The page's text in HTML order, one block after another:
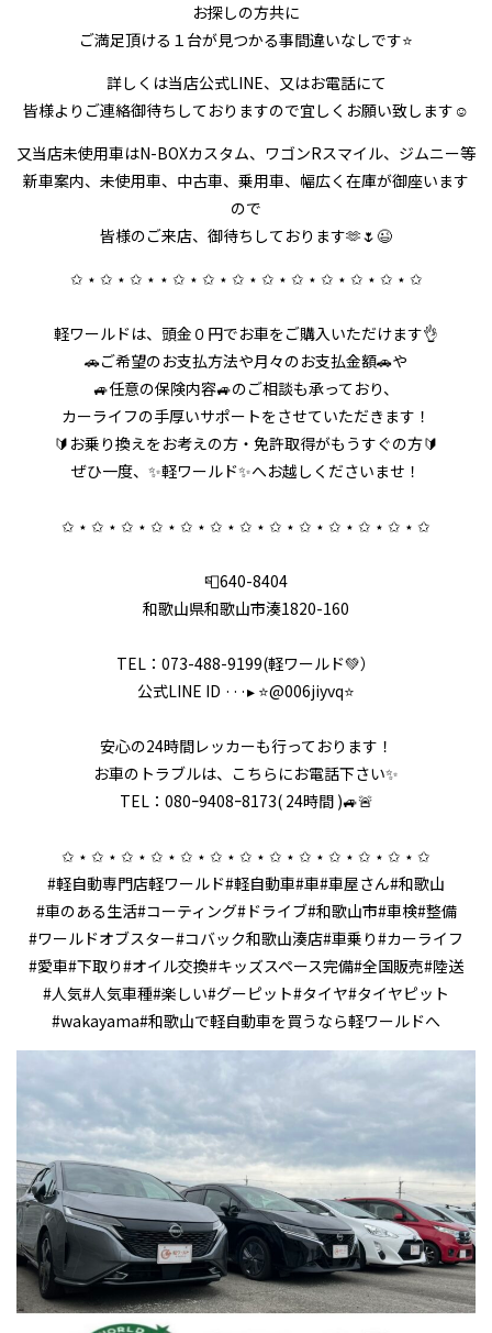
お探しの方共に
ご満足頂ける１台が見つかる事間違いなしです⭐
詳しくは当店公式LINE、又はお電話にて
皆様よりご連絡御待ちしておりますので宜しくお願い致します☺
又当店未使用車はN-BOXカスタム、ワゴンRスマイル、ジムニー等
新車案内、未使用車、中古車、乗用車、幅広く在庫が御座います
ので
皆様のご来店、御待ちしております🫶🌷😉
✩ ⋆ ✩ ⋆ ✩ ⋆ ⋆ ✩ ⋆ ✩ ⋆ ✩ ⋆ ✩ ⋆ ✩ ⋆ ✩ ⋆ ✩ ⋆ ✩ ⋆ ✩
軽ワールドは、頭金０円でお車をご購入いただけます👌
🚗ご希望のお支払方法や月々のお支払金額🚗や
🚙任意の保険内容🚙のご相談も承っており、
カーライフの手厚いサポートをさせていただきます！
🔰お乗り換えをお考えの方・免許取得がもうすぐの方🔰
ぜひ一度、✨軽ワールド✨へお越しくださいませ！
✩ ⋆ ✩ ⋆ ✩ ⋆ ✩ ⋆ ✩ ⋆ ✩ ⋆ ✩ ⋆ ✩ ⋆ ✩ ⋆ ✩ ⋆ ✩ ⋆ ✩ ⋆ ✩
📮640-8404
和歌山県和歌山市湊1820-160
TEL：073-488-9199(軽ワールド💚）
公式LINE ID ···▸ ⭐️@006jiyvq⭐️
安心の24時間レッカーも行っております！
お車のトラブルは、こちらにお電話下さい✨
TEL：080ｰ9408ｰ8173( 24時間 )🚙🚨
✩ ⋆ ✩ ⋆ ✩ ⋆ ✩ ⋆ ✩ ⋆ ✩ ⋆ ✩ ⋆ ✩ ⋆ ✩ ⋆ ✩ ⋆ ✩ ⋆ ✩ ⋆ ✩
#軽自動専門店軽ワールド#軽自動車#車#車屋さん#和歌山
#車のある生活#コーティング#ドライブ#和歌山市#車検#整備
#ワールドオブスター#コバック和歌山湊店#車乗り#カーライフ
#愛車#下取り#オイル交換#キッズスペース完備#全国販売#陸送
#人気#人気車種#楽しい#グーピット#タイヤ#タイヤピット
#wakayama#和歌山で軽自動車を買うなら軽ワールドへ